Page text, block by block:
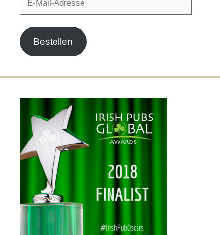
Bestellen